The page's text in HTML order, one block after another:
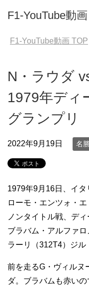
F1-YouTube動画
F1-YouTube動画 TOP
N・ラウダ
1979年ディ
グランプリ
2022年9月19日 名
1979年9月16日、イ
ローモ・エンツォ・
ノンタイトル戦、デ
ブラバム・アルファ
ラーリ（312T4）ジル
前を走るG・ヴィルヌ
ダ。ブラバムも赤い